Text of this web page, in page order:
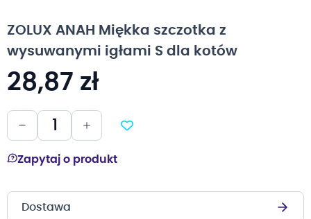
galerii
ZOLUX ANAH Miękka szczotka z
wysuwanymi igłami S dla kotów
28,87 zł
Zapytaj o produkt
Dostawa